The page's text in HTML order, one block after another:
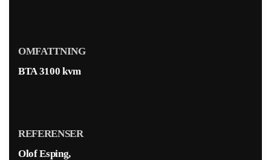
OMFATTNING
BTA 3100 kvm
REFERENSER
Olof Esping,